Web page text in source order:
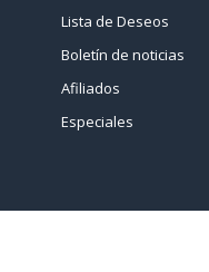
Lista de Deseos
Boletín de noticias
Afiliados
Especiales